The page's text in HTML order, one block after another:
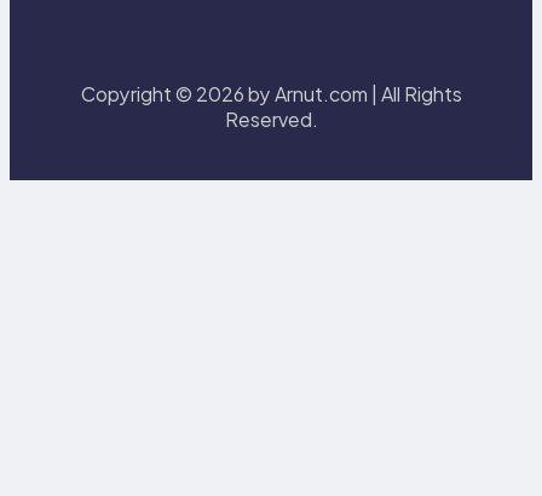
Copyright © 2026 by Arnut.com | All Rights
Reserved.